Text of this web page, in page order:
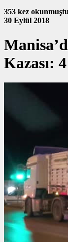
353 kez
30 Eylül 2018
Kazası: